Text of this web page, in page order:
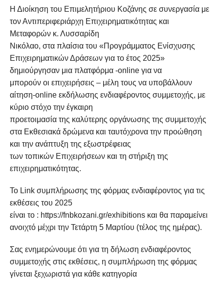
Η Διοίκηση του Επιμελητήριου Κοζάνης σε συνεργασία με
τον Αντιπεριφεριάρχη Επιχειρηματικότητας και
Μεταφορών κ. Λυσσαρίδη
Νικόλαο, στα πλαίσια του «Προγράμματος Ενίσχυσης
Επιχειρηματικών Δράσεων για το έτος 2025»
δημιούργησαν μια πλατφόρμα -online για να
μπορούν οι επιχειρήσεις – μέλη τους να υποβάλλουν
αίτηση-online εκδήλωσης ενδιαφέροντος συμμετοχής, με
κύριο στόχο την έγκαιρη
προετοιμασία της καλύτερης οργάνωσης της συμμετοχής
στα Εκθεσιακά δρώμενα και ταυτόχρονα την προώθηση
και την ανάπτυξη της εξωστρέφειας
των τοπικών Επιχειρήσεων και τη στήριξη της
επιχειρηματικότητας.
Το Link συμπλήρωσης της φόρμας ενδιαφέροντος για τις
εκθέσεις του 2025
είναι το : https://fnbkozani.gr/exhibitions και θα παραμείνει
ανοιχτό μέχρι την Τετάρτη 5 Μαρτίου (τέλος της ημέρας).
Σας ενημερώνουμε ότι για τη δήλωση ενδιαφέροντος
συμμετοχής στις εκθέσεις, η συμπλήρωση της φόρμας
γίνεται ξεχωριστά για κάθε κατηγορία